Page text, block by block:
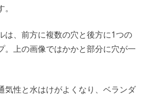
は、前方に複数の穴と後方に1つの
。上の画像ではかかと部分に穴が一
気性と水はけがよくなり、ベランダ